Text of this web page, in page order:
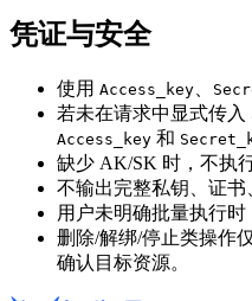
凭证与安全
使用 Access_key
若未在请求中显式传入
Access_key 和
缺少 AK/SK 时，不执
不输出完整私钥、证书
用户未明确批量执行时
删除/解绑/停止类操作
确认目标资源。